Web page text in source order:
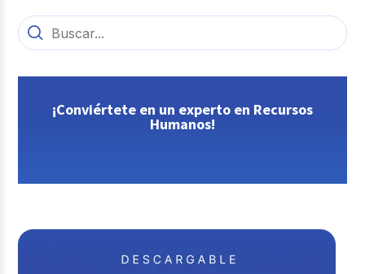
¡Conviértete en un experto en Recursos
Humanos!